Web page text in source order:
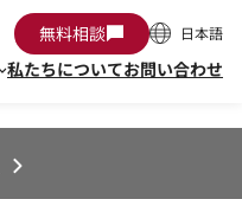
無料相談 日本語
私たちについてお問い合わせ